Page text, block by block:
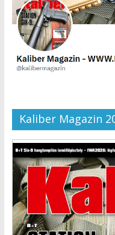
Kaliber Magazin